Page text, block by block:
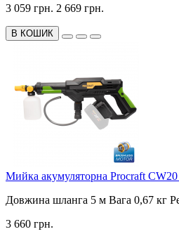
3 059 грн. 2 669 грн.
В КОШИК
Мийка акумуляторна Procraft
Довжина шланга 5 м Вага 0,67 кг
3 660 грн.